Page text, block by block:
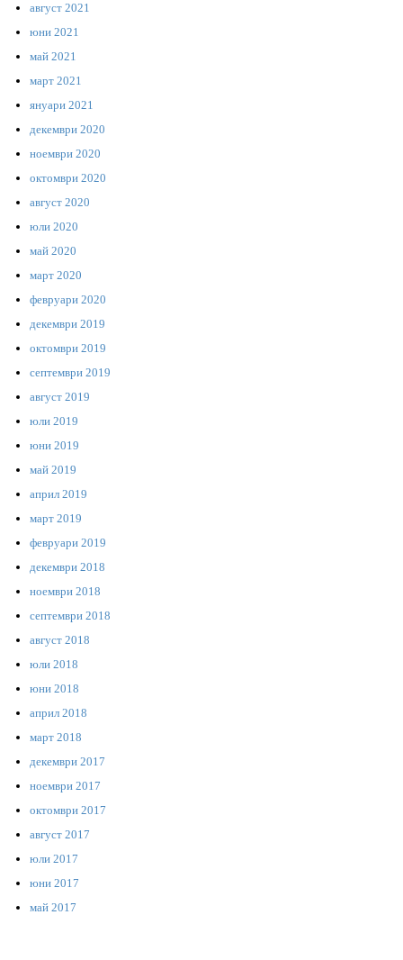
август 2021
юни 2021
май 2021
март 2021
януари 2021
декември 2020
ноември 2020
октомври 2020
август 2020
юли 2020
май 2020
март 2020
февруари 2020
декември 2019
октомври 2019
септември 2019
август 2019
юли 2019
юни 2019
май 2019
април 2019
март 2019
февруари 2019
декември 2018
ноември 2018
септември 2018
август 2018
юли 2018
юни 2018
април 2018
март 2018
декември 2017
ноември 2017
октомври 2017
август 2017
юли 2017
юни 2017
май 2017